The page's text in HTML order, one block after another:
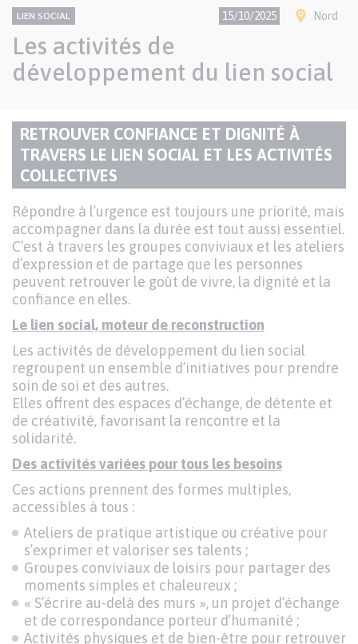
CONTENU
NATIONAL
Thème
LIEN SOCIAL 15/10/2025 Ville(s)
Nord
Les activités de
développement du lien social
Paragraphes
de
contenu
TITRE
DU
PARAGRAPHE
RETROUVER CONFIANCE ET DIGNITÉ À
TRAVERS LE LIEN SOCIAL ET LES ACTIVITÉS
COLLECTIVES
Texte
Répondre à l’urgence est toujours une priorité, mais
accompagner dans la durée est tout aussi essentiel.
C’est à travers les groupes conviviaux et les ateliers
d’expression et de partage que les personnes
peuvent retrouver le goût de vivre, la dignité et la
confiance en elles.
Le lien social, moteur de reconstruction
Les activités de développement du lien social
regroupent un ensemble d’initiatives pour prendre
soin de soi et des autres.
Elles offrent des espaces d’échange, de détente et
de créativité, favorisant la rencontre et la
solidarité.
Des activités variées pour tous les besoins
Ces actions prennent des formes multiples,
accessibles à tous :
Ateliers de pratique artistique ou créative pour
s’exprimer et valoriser ses talents ;
Groupes conviviaux de loisirs pour partager des
moments simples et chaleureux ;
« S’écrire au-delà des murs », un projet d’échange
et de correspondance porteur d’humanité ;
Activités physiques et de bien-être pour retrouver